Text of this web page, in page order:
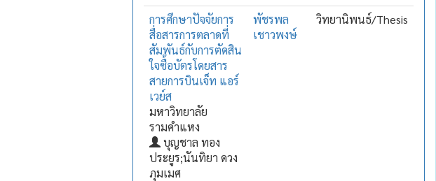
การศึกษาปัจจัยการ
สื่อสารการตลาดที่
สัมพันธ์กับการตัดสิน
ใจซื้อบัตรโดยสาร
สายการบินเจ็ท แอร์
เวย์ส
มหาวิทยาลัย
รามคำแหง
บุญชาล ทอง
ประยูร;นันทิยา ดวง
ภุมเมศ
พัชรพล
เชาวพงษ์
วิทยานิพนธ์/Thesis